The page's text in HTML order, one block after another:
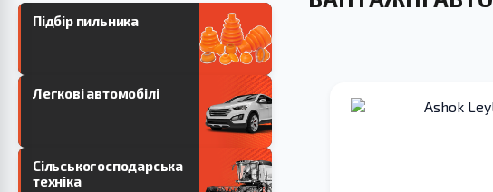
Підбір пильника
Легкові автомобілі
Сільськогосподарська
техніка